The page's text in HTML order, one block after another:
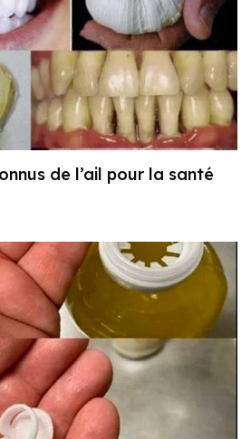
de l’ail pour la santé